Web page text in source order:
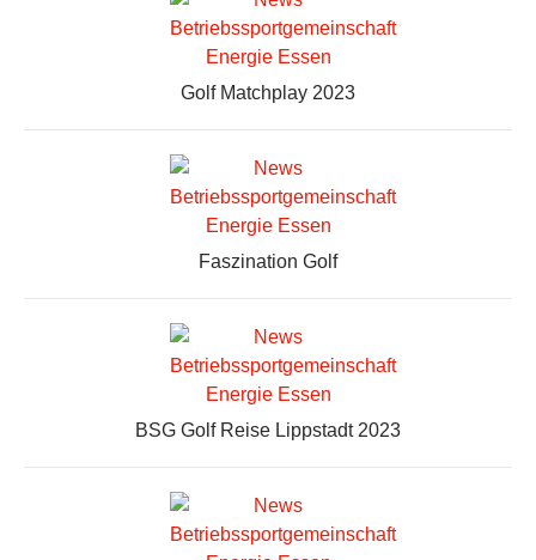
Golf Matchplay 2023
Faszination Golf
BSG Golf Reise Lippstadt 2023